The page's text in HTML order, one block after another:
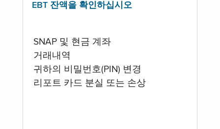
EBT 잔액을 확인하십시오
SNAP 및 현금 계좌
거래내역
귀하의 비밀번호(PIN) 변경
리포트 카드 분실 또는 손상